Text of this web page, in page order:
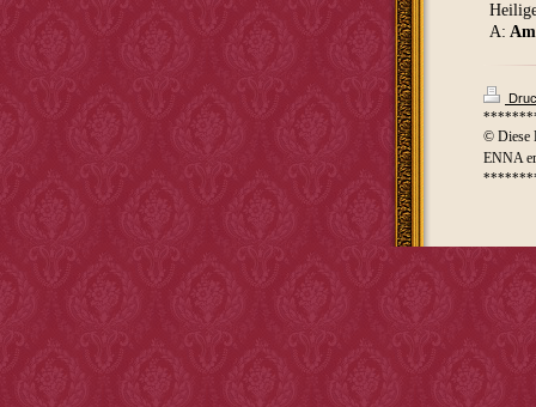
A:
© Diese
ENNA